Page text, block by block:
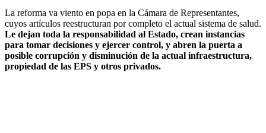
La reforma va viento en popa en la Cámara de Representantes,
cuyos artículos reestructuran por completo el actual sistema de salud.
Le dejan toda la responsabilidad al Estado, crean instancias
para tomar decisiones y ejercer control, y abren la puerta a
posible corrupción y disminución de la actual infraestructura,
propiedad de las EPS y otros privados.